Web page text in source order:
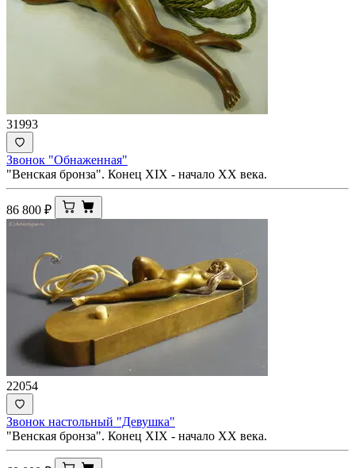
31993
Звонок "Обнаженная"
"Венская бронза". Конец XIX - начало ХХ века.
86 800 ₽
22054
Звонок настольный "Девушка"
"Венская бронза". Конец XIX - начало ХХ века.